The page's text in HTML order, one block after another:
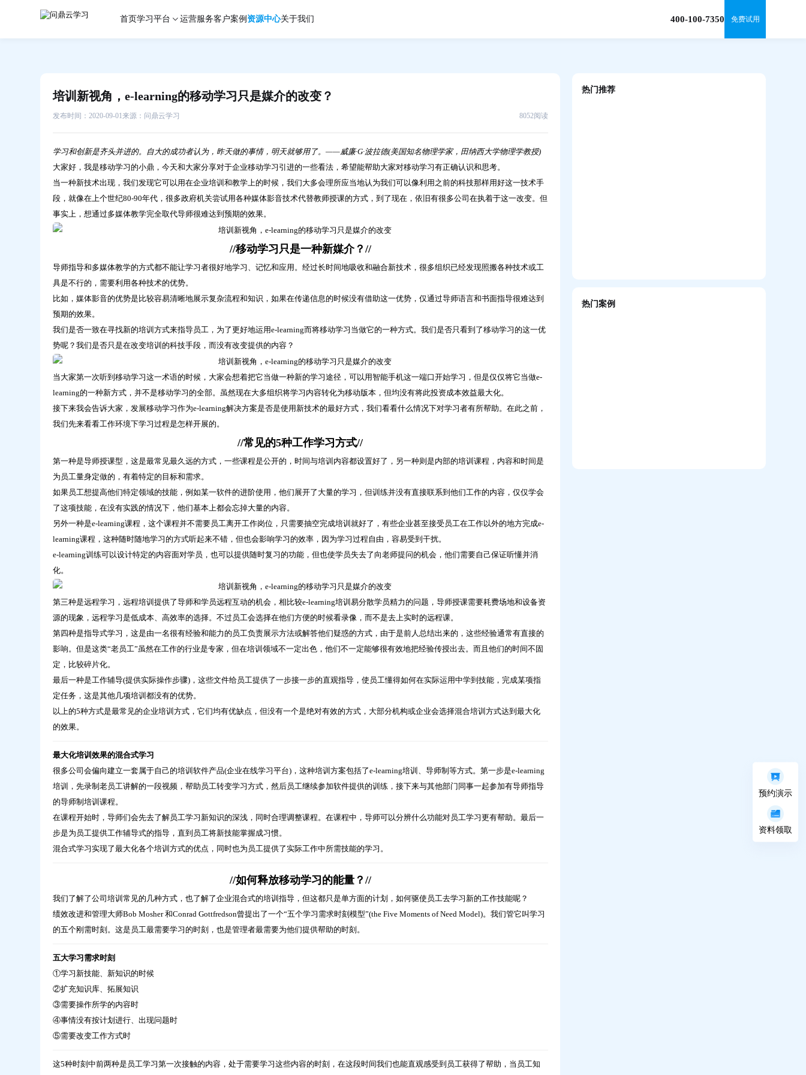
首页学习平台 运营服务客户案例 资源中心关于我们 400-100-7350 免费试用
培训新视角，e-learning的移动学习只是媒介的改变？
发布时间：2020-09-01来源：问鼎云学习 8052阅读
学习和创新是齐头并进的。自大的成功者认为，昨天做的事情，明天就够用了。——威廉·G·波拉德(美国知名物理学家，田纳西大学物理学教授)
大家好，我是移动学习的小鼎，今天和大家分享对于企业移动学习引进的一些看法，希望能帮助大家对移动学习有正确认识和思考。
当一种新技术出现，我们发现它可以用在企业培训和教学上的时候，我们大多会理所应当地认为我们可以像利用之前的科技那样用好这一技术手
段，就像在上个世纪80-90年代，很多政府机关尝试用各种媒体影音技术代替教师授课的方式，到了现在，依旧有很多公司在执着于这一改变。但
事实上，想通过多媒体教学完全取代导师很难达到预期的效果。
//移动学习只是一种新媒介？//
导师指导和多媒体教学的方式都不能让学习者很好地学习、记忆和应用。经过长时间地吸收和融合新技术，很多组织已经发现照搬各种技术或工
具是不行的，需要利用各种技术的优势。
比如，媒体影音的优势是比较容易清晰地展示复杂流程和知识，如果在传递信息的时候没有借助这一优势，仅通过导师语言和书面指导很难达到
预期的效果。
我们是否一致在寻找新的培训方式来指导员工，为了更好地运用e-learning而将移动学习当做它的一种方式。我们是否只看到了移动学习的这一优
势呢？我们是否只是在改变培训的科技手段，而没有改变提供的内容？
当大家第一次听到移动学习这一术语的时候，大家会想着把它当做一种新的学习途径，可以用智能手机这一端口开始学习，但是仅仅将它当做e-
learning的一种新方式，并不是移动学习的全部。虽然现在大多组织将学习内容转化为移动版本，但均没有将此投资成本效益最大化。
接下来我会告诉大家，发展移动学习作为e-learning解决方案是否是使用新技术的最好方式，我们看看什么情况下对学习者有所帮助。在此之前，
我们先来看看工作环境下学习过程是怎样开展的。
//常见的5种工作学习方式//
第一种是导师授课型，这是最常见最久远的方式，一些课程是公开的，时间与培训内容都设置好了，另一种则是内部的培训课程，内容和时间是
为员工量身定做的，有着特定的目标和需求。
如果员工想提高他们特定领域的技能，例如某一软件的进阶使用，他们展开了大量的学习，但训练并没有直接联系到他们工作的内容，仅仅学会
了这项技能，在没有实践的情况下，他们基本上都会忘掉大量的内容。
另外一种是e-learning课程，这个课程并不需要员工离开工作岗位，只需要抽空完成培训就好了，有些企业甚至接受员工在工作以外的地方完成e-
learning课程，这种随时随地学习的方式听起来不错，但也会影响学习的效率，因为学习过程自由，容易受到干扰。
e-learning训练可以设计特定的内容面对学员，也可以提供随时复习的功能，但也使学员失去了向老师提问的机会，他们需要自己保证听懂并消
化。
第三种是远程学习，远程培训提供了导师和学员远程互动的机会，相比较e-learning培训易分散学员精力的问题，导师授课需要耗费场地和设备资
源的现象，远程学习是低成本、高效率的选择。不过员工会选择在他们方便的时候看录像，而不是去上实时的远程课。
第四种是指导式学习，这是由一名很有经验和能力的员工负责展示方法或解答他们疑惑的方式，由于是前人总结出来的，这些经验通常有直接的
影响。但是这类“老员工”虽然在工作的行业是专家，但在培训领域不一定出色，他们不一定能够很有效地把经验传授出去。而且他们的时间不固
定，比较碎片化。
最后一种是工作辅导(提供实际操作步骤)，这些文件给员工提供了一步接一步的直观指导，使员工懂得如何在实际运用中学到技能，完成某项指
定任务，这是其他几项培训都没有的优势。
以上的5种方式是最常见的企业培训方式，它们均有优缺点，但没有一个是绝对有效的方式，大部分机构或企业会选择混合培训方式达到最大化
的效果。
最大化培训效果的混合式学习
很多公司会偏向建立一套属于自己的培训软件产品(企业在线学习平台)，这种培训方案包括了e-learning培训、导师制等方式。第一步是e-learning
培训，先录制老员工讲解的一段视频，帮助员工转变学习方式，然后员工继续参加软件提供的训练，接下来与其他部门同事一起参加有导师指导
的导师制培训课程。
在课程开始时，导师们会先去了解员工学习新知识的深浅，同时合理调整课程。在课程中，导师可以分辨什么功能对员工学习更有帮助。最后一
步是为员工提供工作辅导式的指导，直到员工将新技能掌握成习惯。
混合式学习实现了最大化各个培训方式的优点，同时也为员工提供了实际工作中所需技能的学习。
//如何释放移动学习的能量？//
我们了解了公司培训常见的几种方式，也了解了企业混合式的培训指导，但这都只是单方面的计划，如何驱使员工去学习新的工作技能呢？
绩效改进和管理大师Bob Mosher 和Conrad Gottfredson曾提出了一个“五个学习需求时刻模型”(the Five Moments of Need Model)。我们管它叫学习
的五个刚需时刻。这是员工最需要学习的时刻，也是管理者最需要为他们提供帮助的时刻。
五大学习需求时刻
①学习新技能、新知识的时候
②扩充知识库、拓展知识
③需要操作所学的内容时
④事情没有按计划进行、出现问题时
⑤需要改变工作方式时
这5种时刻中前两种是员工学习第一次接触的内容，处于需要学习这些内容的时刻，在这段时间我们也能直观感受到员工获得了帮助，当员工知
热门推荐
热门案例
预约演示
资料领取